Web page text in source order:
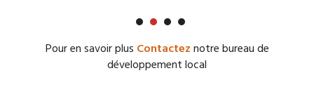
Pour en savoir plus Contacteznotre bureau de
développement local